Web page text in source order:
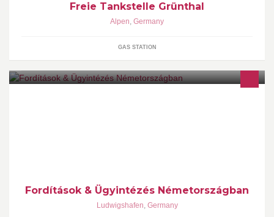
Freie Tankstelle Grünthal
Alpen, Germany
GAS STATION
Fordítások & Ügyintézés Németországban
Ludwigshafen, Germany